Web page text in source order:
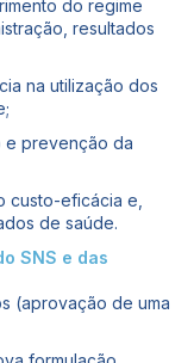
do regime
resultados
na utilização dos
e prevenção da
custo-eficácia e,
de saúde.
SNS e das
(aprovação de uma